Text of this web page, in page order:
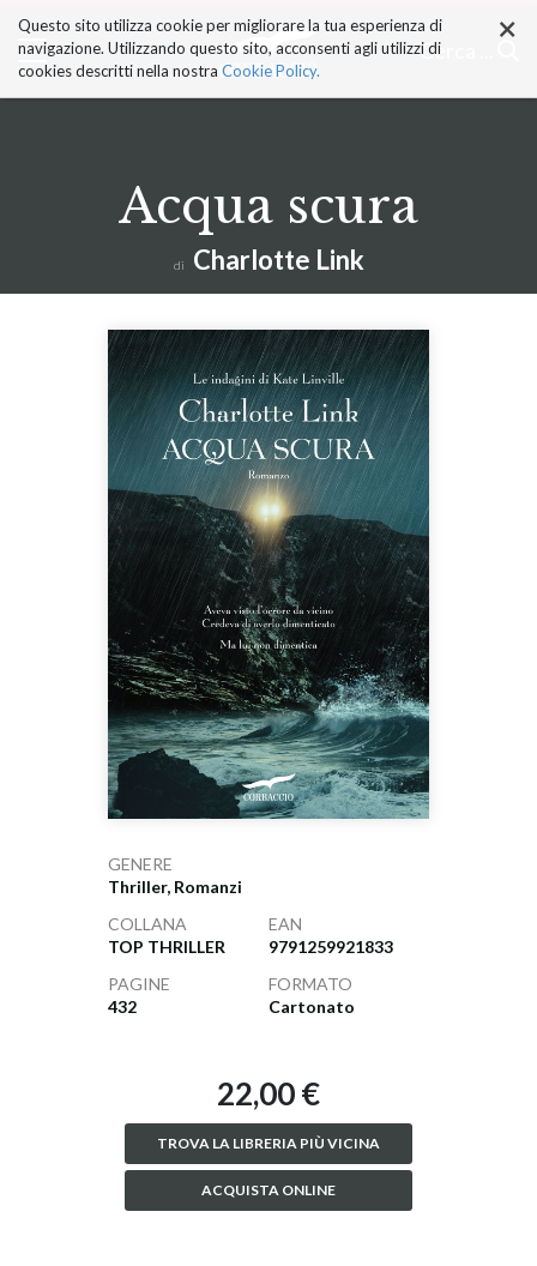
ai
contenuti.
|
Salta
Cerca ... ×
Questo sito utilizza cookie per migliorare la tua esperienza di
navigazione. Utilizzando questo sito, acconsenti agli utilizzi di
cookies descritti nella nostra Cookie Policy.
Acqua scura
di Charlotte Link
GENERE
Thriller, Romanzi
COLLANA
TOP THRILLER
EAN
9791259921833
PAGINE
432
FORMATO
Cartonato
22,00 €
TROVA LA LIBRERIA PIÙ VICINA
ACQUISTA ONLINE